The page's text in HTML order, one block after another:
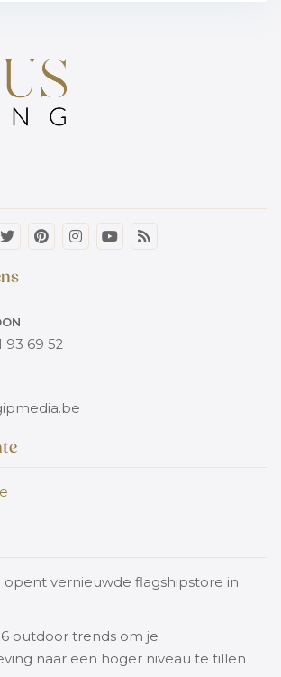
93 69 52
opent vernieuwde flagshipstore in
outdoor trends om je
naar een hoger niveau te tillen